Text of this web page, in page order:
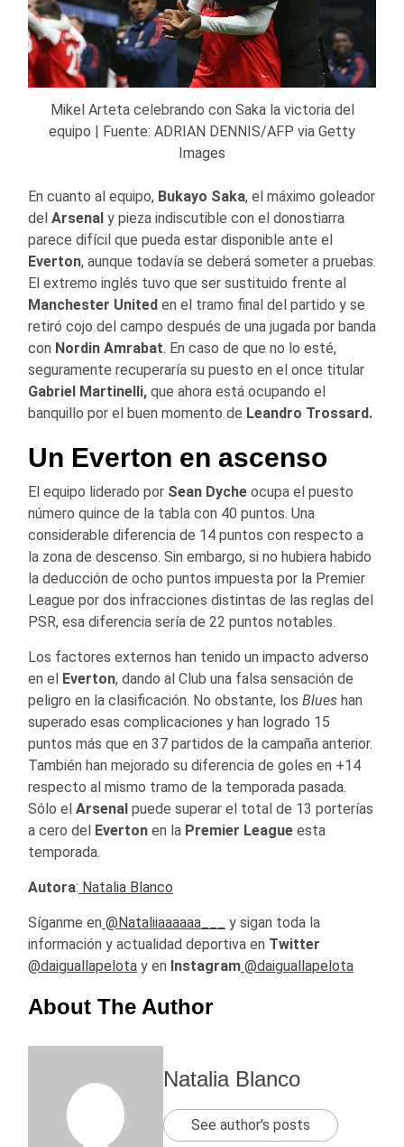
Mikel Arteta celebrando con Saka la victoria del
equipo | Fuente: ADRIAN DENNIS/AFP via Getty
Images
En cuanto al equipo, Bukayo Saka, el máximo goleador
del Arsenal y pieza indiscutible con el donostiarra
parece difícil que pueda estar disponible ante el
Everton, aunque todavía se deberá someter a pruebas.
El extremo inglés tuvo que ser sustituido frente al
Manchester United en el tramo final del partido y se
retiró cojo del campo después de una jugada por banda
con Nordin Amrabat. En caso de que no lo esté,
seguramente recuperaría su puesto en el once titular
Gabriel Martinelli, que ahora está ocupando el
banquillo por el buen momento de Leandro Trossard.
Un Everton en ascenso
El equipo liderado por Sean Dyche ocupa el puesto
número quince de la tabla con 40 puntos. Una
considerable diferencia de 14 puntos con respecto a
la zona de descenso. Sin embargo, si no hubiera habido
la deducción de ocho puntos impuesta por la Premier
League por dos infracciones distintas de las reglas del
PSR, esa diferencia sería de 22 puntos notables.
Los factores externos han tenido un impacto adverso
en el
Everton, dando al Club una falsa sensación de
peligro en la clasificación. No obstante, los Blues han
superado esas complicaciones y han logrado 15
puntos más que en 37 partidos de la campaña anterior.
También han mejorado su diferencia de goles en +14
respecto al mismo tramo de la temporada pasada.
Sólo el Arsenal puede superar el total de 13 porterías
a cero del
Everton en la Premier League esta
temporada.
Autora: Natalia Blanco
Síganme en @Nataliiaaaaaa___
y sigan toda la
información y actualidad deportiva en Twitter
@daiguallapelota y en Instagram @daiguallapelota
About The Author
Natalia Blanco
See author's posts